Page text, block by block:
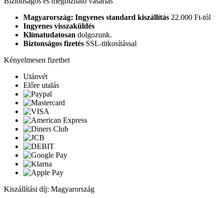
Magyarország: Ingyenes standard kiszállítás 22.000 Ft-tól
Ingyenes visszaküldés
Klímatudatosan dolgozunk.
Biztonságos fizetés SSL-titkosítással
Kényelmesen fizethet
Utánvét
Előre utalás
Kiszállítási díj: Magyarország